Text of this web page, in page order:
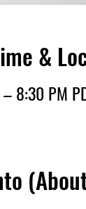
&
8:30 PM